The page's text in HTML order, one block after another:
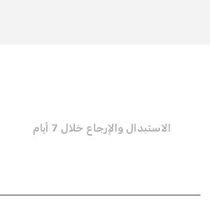
الاستبدال والإرجاع خلال 7 أيام